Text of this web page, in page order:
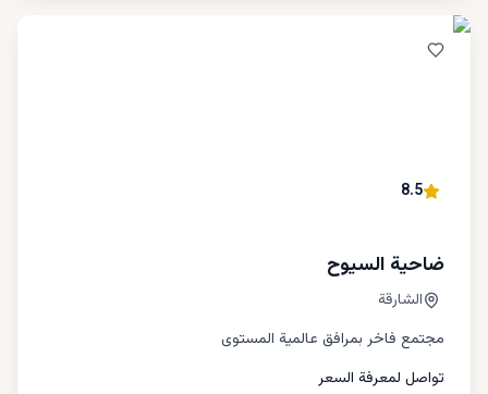
8.5
ضاحية السيوح
الشارقة
مجتمع فاخر بمرافق عالمية المستوى
تواصل لمعرفة السعر